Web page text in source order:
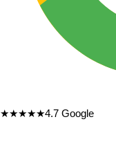
★★★★★4.7 Google